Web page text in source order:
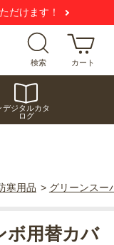
だけます！
検索 カート
デジタルカタ
ログ
寒用品 > グリーンスー
ボ用替カバ